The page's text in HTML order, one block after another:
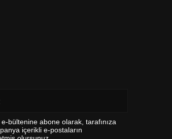
e-bültenine abone olarak, tarafınıza
içerikli e-postaların